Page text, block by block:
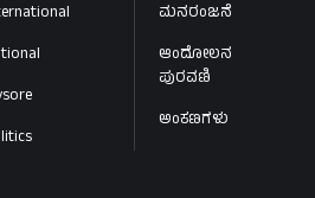
ಮನರಂಜನೆ
ಆಂದೋಲನ
ಪುರವಣಿ
ಅಂಕಣಗಳು